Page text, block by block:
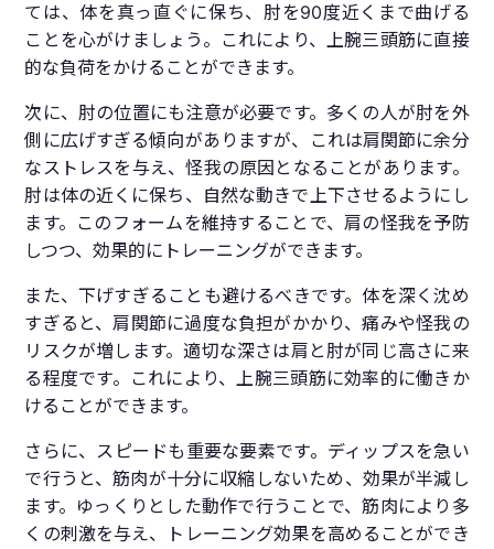
ては、体を真っ直ぐに保ち、肘を90度近くまで曲げる
ことを心がけましょう。これにより、上腕三頭筋に直接
的な負荷をかけることができます。
次に、肘の位置にも注意が必要です。多くの人が肘を外
側に広げすぎる傾向がありますが、これは肩関節に余分
なストレスを与え、怪我の原因となることがあります。
肘は体の近くに保ち、自然な動きで上下させるようにし
ます。このフォームを維持することで、肩の怪我を予防
しつつ、効果的にトレーニングができます。
また、下げすぎることも避けるべきです。体を深く沈め
すぎると、肩関節に過度な負担がかかり、痛みや怪我の
リスクが増します。適切な深さは肩と肘が同じ高さに来
る程度です。これにより、上腕三頭筋に効率的に働きか
けることができます。
さらに、スピードも重要な要素です。ディップスを急い
で行うと、筋肉が十分に収縮しないため、効果が半減し
ます。ゆっくりとした動作で行うことで、筋肉により多
くの刺激を与え、トレーニング効果を高めることができ